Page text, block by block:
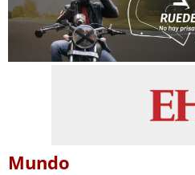
Mundo